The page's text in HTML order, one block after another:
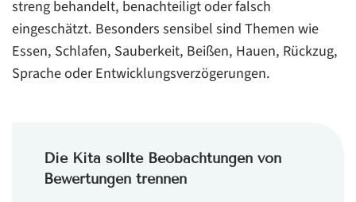
streng behandelt, benachteiligt oder falsch
eingeschätzt. Besonders sensibel sind Themen wie
Essen, Schlafen, Sauberkeit, Beißen, Hauen, Rückzug,
Sprache oder Entwicklungsverzögerungen.
Die Kita sollte Beobachtungen von
Bewertungen trennen